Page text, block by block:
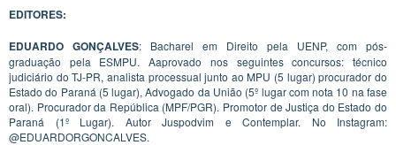
EDITORES:
EDUARDO GONÇALVES: Bacharel em Direito pela UENP, com pós-
graduação pela ESMPU. Aaprovado nos seguintes concursos: técnico
judiciário do TJ-PR, analista processual junto ao MPU (5 lugar) procurador do
Estado do Paraná (5 lugar), Advogado da União (5º lugar com nota 10 na fase
oral). Procurador da República (MPF/PGR). Promotor de Justiça do Estado do
Paraná (1º Lugar). Autor Juspodvim e Contemplar. No Instagram:
@EDUARDORGONCALVES.